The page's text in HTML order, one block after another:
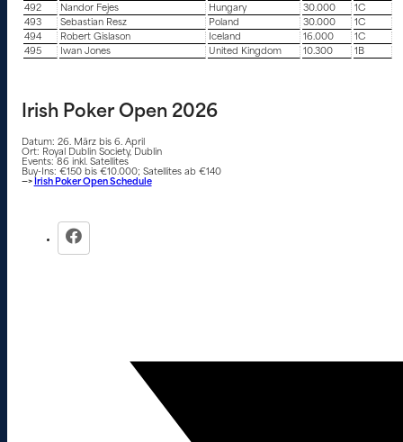
492
Nandor Fejes Hungary 30.000
1C
493
Sebastian Resz Poland 30.000
1C
494
Robert Gislason Iceland 16.000
1C
495
Iwan Jones United Kingdom 10.300 1B
Irish Poker Open 2026
Datum: 26. März bis 6. April
Ort: Royal Dublin Society, Dublin
Events: 86 inkl. Satellites
Buy-Ins: €150 bis €10.000; Satellites ab €140
—> Irish Poker Open Schedule